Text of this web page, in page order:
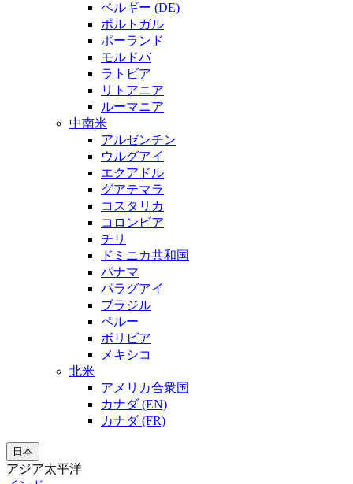
ベルギー (DE)
ポルトガル
ポーランド
モルドバ
ラトビア
リトアニア
ルーマニア
中南米
アルゼンチン
ウルグアイ
エクアドル
グアテマラ
コスタリカ
コロンビア
チリ
ドミニカ共和国
パナマ
パラグアイ
ブラジル
ペルー
ボリビア
メキシコ
北米
アメリカ合衆国
カナダ (EN)
カナダ (FR)
日本
アジア太平洋